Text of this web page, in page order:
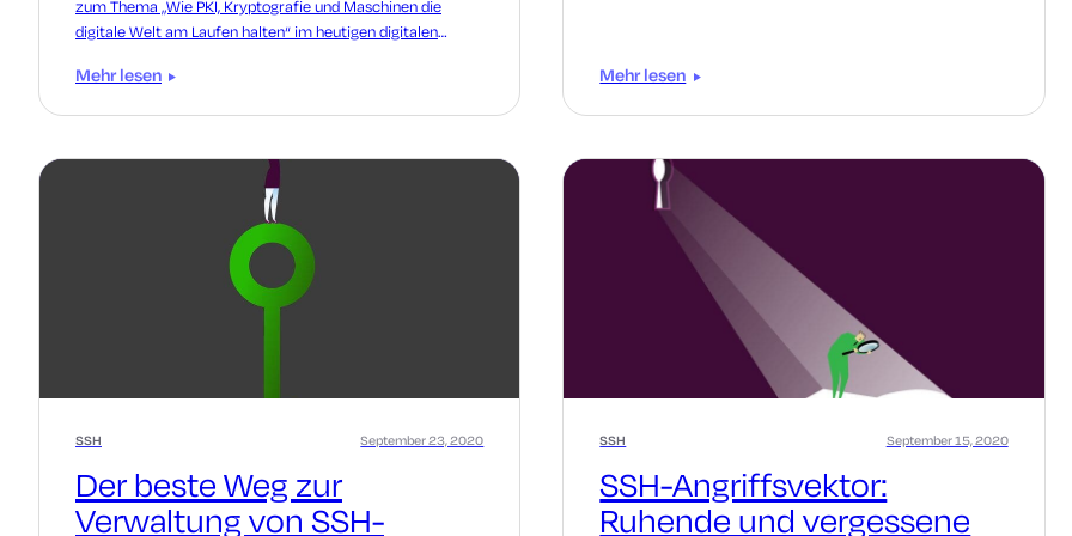
zum Thema „Wie PKI, Kryptografie und Maschinen die
digitale Welt am Laufen halten“ im heutigen digitalen
Mehr lesen Mehr lesen
SSH
Der beste Weg zur
Verwaltung von SSH-
September 23, 2020 SSH
SSH-Angriffsvektor:
Ruhende und vergessene
September 15, 2020